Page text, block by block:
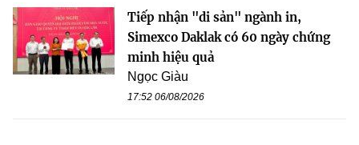
Tiếp nhận "di sản" ngành in,
Simexco Daklak có 60 ngày chứng
minh hiệu quả
Ngọc Giàu
17:52 06/08/2026